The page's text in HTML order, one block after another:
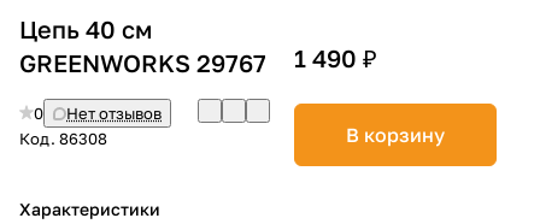
Цепь 40 см
GREENWORKS 29767
0
Нет отзывов
Код. 86308
Характеристики
1 490 ₽
В корзину
График платежей
Сегодня
25%